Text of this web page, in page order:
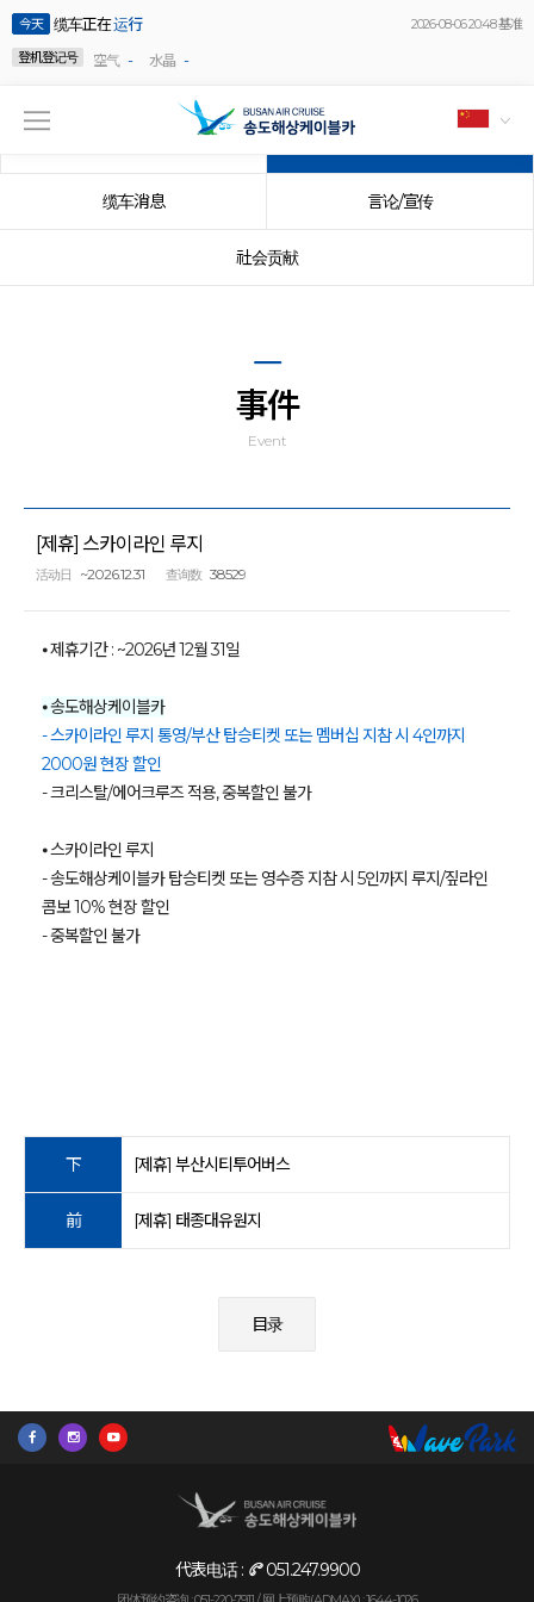
今天 缆车正在运行
2026-08-06 20:48 基准
登机登记号
空气 - 水晶 -
缆车消息 言论/宣传
社会贡献
事件
Event
[제휴] 스카이라인 루지
活动日 ~2026.12.31 查询数 38529
⦁ 제휴기간 : ~2026년 12월 31일
⦁ 송도해상케이블카
- 스카이라인 루지 통영/부산 탑승티켓 또는 멤버십 지참 시 4인까지
2000원 현장 할인
- 크리스탈/에어크루즈 적용, 중복할인 불가
⦁ 스카이라인 루지
- 송도해상케이블카 탑승티켓 또는 영수증 지참 시 5인까지 루지/짚라인
콤보 10% 현장 할인
- 중복할인 불가
下 [제휴] 부산시티투어버스
前 [제휴] 태종대유원지
目录
代表电话 : 051.247.9900